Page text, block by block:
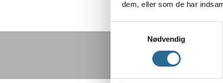
dem, eller som de har
Nødvendig